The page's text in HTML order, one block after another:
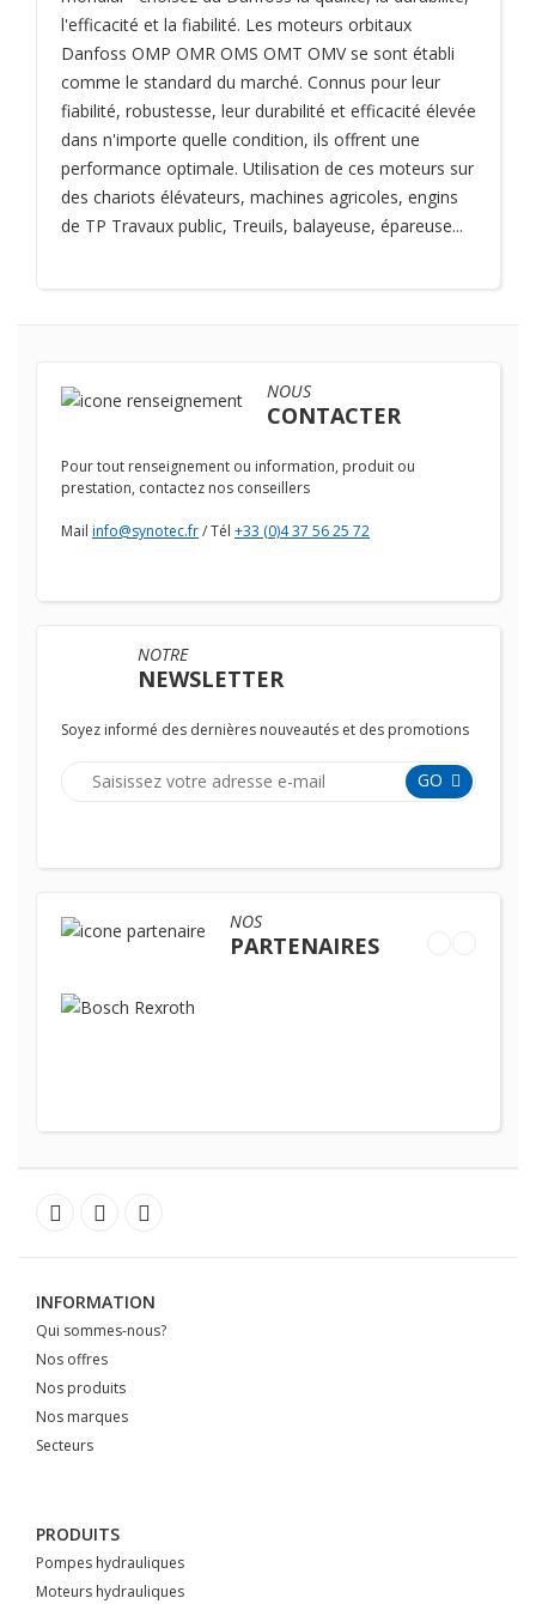
l'efficacité et la fiabilité. Les moteurs orbitaux
Danfoss OMP OMR OMS OMT OMV se sont établi
comme le standard du marché. Connus pour leur
fiabilité, robustesse, leur durabilité et efficacité élevée
dans n'importe quelle condition, ils offrent une
performance optimale. Utilisation de ces moteurs sur
des chariots élévateurs, machines agricoles, engins
de TP Travaux public, Treuils, balayeuse, épareuse...
NOUS
CONTACTER
Pour tout renseignement ou information, produit ou
prestation, contactez nos conseillers
Mail info@synotec.fr/ Tél +33 (0)4 37 56 25 72
NOTRE
NEWSLETTER
Soyez informé des dernières nouveautés et des promotions
GO
NOS
PARTENAIRES
INFORMATION
Qui sommes-nous?
Nos offres
Nos produits
Nos marques
Secteurs
PRODUITS
Pompes hydrauliques
Moteurs hydrauliques